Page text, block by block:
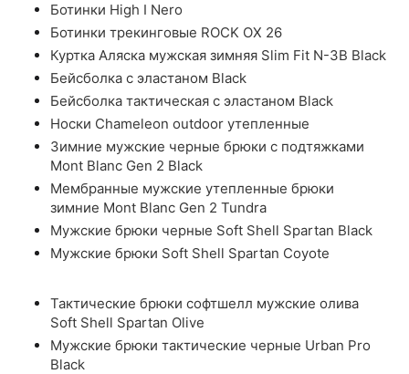
Ботинки High I Nero
Ботинки трекинговые ROCK OX 26
Куртка Аляска мужская зимняя Slim Fit N-3B Black
Бейсболка с эластаном Black
Бейсболка тактическая с эластаном Black
Носки Chameleon outdoor утепленные
Зимние мужские черные брюки с подтяжками
Mont Blanc Gen 2 Black
Мембранные мужские утепленные брюки
зимние Mont Blanc Gen 2 Tundra
Мужские брюки черные Soft Shell Spartan Black
Мужские брюки Soft Shell Spartan Coyote
Тактические брюки софтшелл мужские олива
Soft Shell Spartan Olive
Мужские брюки тактические черные Urban Pro
Black